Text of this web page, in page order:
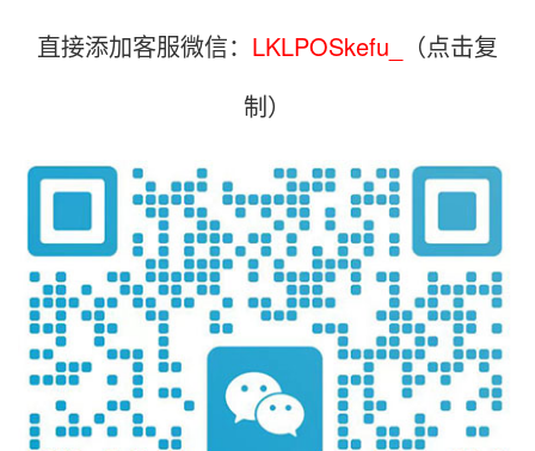
直接添加客服微信： LKLPOSkefu_
（点击复
制）